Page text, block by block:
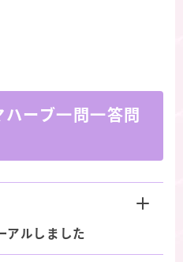
ーブ一問一答問
アルしました